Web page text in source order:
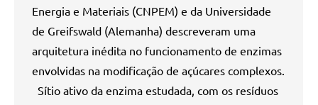
Energia e Materiais (CNPEM) e da Universidade
de Greifswald (Alemanha) descreveram uma
arquitetura inédita no funcionamento de enzimas
envolvidas na modificação de açúcares complexos.
Sítio ativo da enzima estudada, com os resíduos